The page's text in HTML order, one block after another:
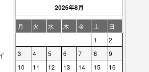
2026年8月
月 火 水 木 金 土
日
1
2
3
4 5 6 7 8
9
10
11 12 13 14 15
16